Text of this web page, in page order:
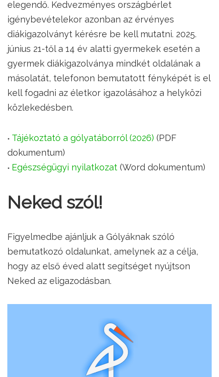
elegendő. Kedvezményes országbérlet
igénybevételekor azonban az érvényes
diákigazolványt kérésre be kell mutatni. 2025.
június 21-től a 14 év alatti gyermekek esetén a
gyermek diákigazolványa mindkét oldalának a
másolatát, telefonon bemutatott fényképét is el
kell fogadni az életkor igazolásához a helyközi
közlekedésben.
Tájékoztató a gólyatáborról (2026) (PDF
dokumentum)
Egészségügyi nyilatkozat (Word dokumentum)
Neked szól!
Figyelmedbe ajánljuk a Gólyáknak szóló
bemutatkozó oldalunkat, amelynek az a célja,
hogy az első éved alatt segítséget nyújtson
Neked az eligazodásban.